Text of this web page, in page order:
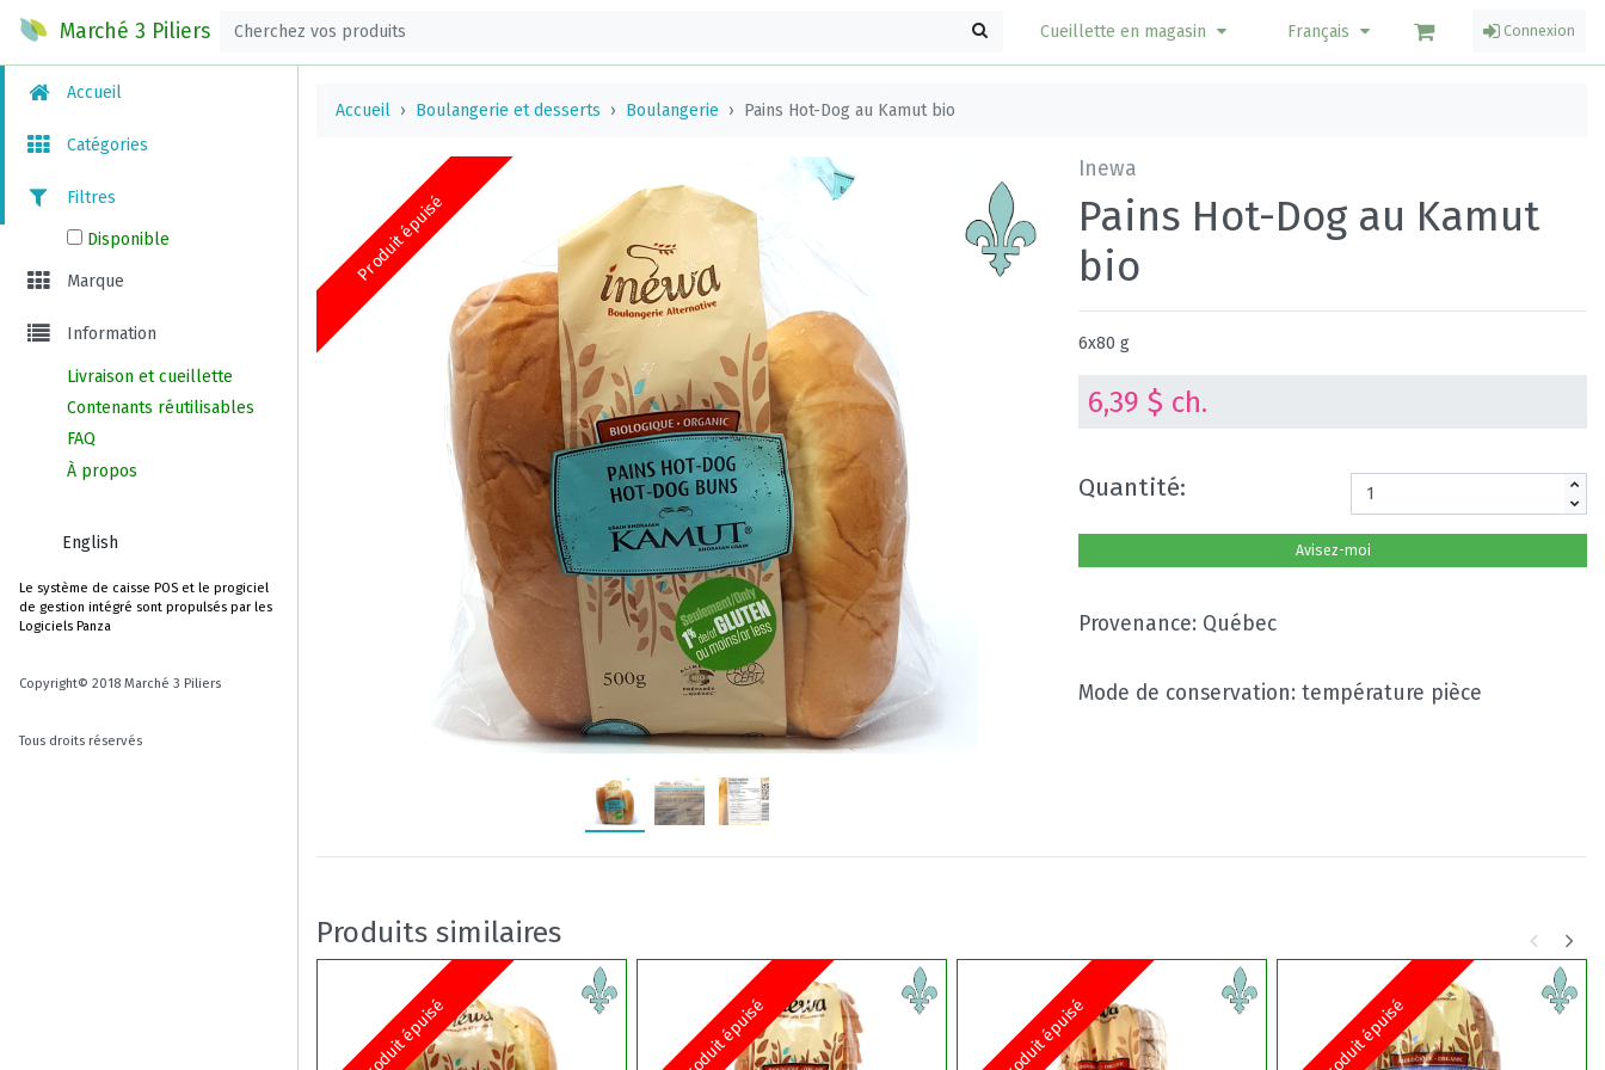
Marché 3 Piliers Cueillette en magasin Français Connexion
Accueil
Catégories
Filtres
Disponible
Marque
Information
Livraison et cueillette
Contenants réutilisables
FAQ
À propos
English
Le système de caisse POS et le progiciel
de gestion intégré sont propulsés par les
Logiciels Panza
Copyright© 2018 Marché 3 Piliers
Tous droits réservés
Accueil Boulangerie et desserts Boulangerie Pains Hot-Dog au Kamut bio
Produit épuisé
Inewa
Pains Hot-Dog au Kamut
bio
6x80 g
6,39 $ ch.
Quantité:
Avisez-moi
Provenance: Québec
Mode de conservation: température pièce
Produits similaires
Produit épuisé Produit épuisé Produit épuisé Produit épuisé